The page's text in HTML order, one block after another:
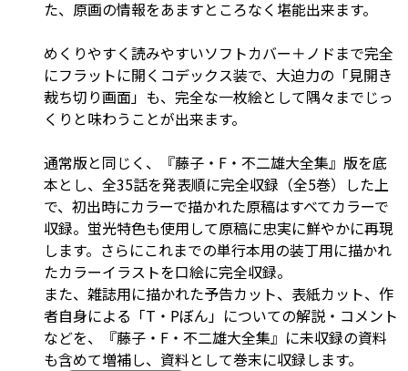
た、原画の情報をあますところなく堪能出来ます。
めくりやすく読みやすいソフトカバー＋ノドまで完全
にフラットに開くコデックス装で、大迫力の「見開き
裁ち切り画面」も、完全な一枚絵として隅々までじっ
くりと味わうことが出来ます。
通常版と同じく、『藤子・F・不二雄大全集』版を底
本とし、全35話を発表順に完全収録（全5巻）した上
で、初出時にカラーで描かれた原稿はすべてカラーで
収録。蛍光特色も使用して原稿に忠実に鮮やかに再現
します。さらにこれまでの単行本用の装丁用に描かれ
たカラーイラストを口絵に完全収録。
また、雑誌用に描かれた予告カット、表紙カット、作
者自身による「T・Pぼん」についての解説・コメント
などを、『藤子・F・不二雄大全集』に未収録の資料
も含めて増補し、資料として巻末に収録します。